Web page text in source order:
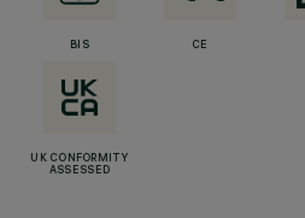
BIS CE
UK CONFORMITY
ASSESSED